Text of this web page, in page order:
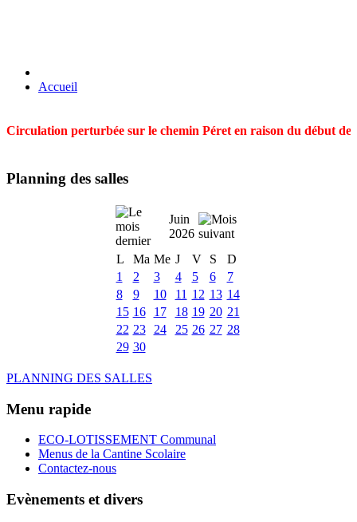
Accueil
Circulation perturbée sur le chemin Péret en raison du début
Planning des salles
Juin
2026
L
Ma Me J V S
D
1
2 3 4 5 6
7
8
9 10 11 12 13 14
15 16 17 18 19 20 21
22 23 24 25 26 27 28
29 30
PLANNING DES SALLES
Menu rapide
ECO-LOTISSEMENT Communal
Menus de la Cantine Scolaire
Contactez-nous
Evènements et divers